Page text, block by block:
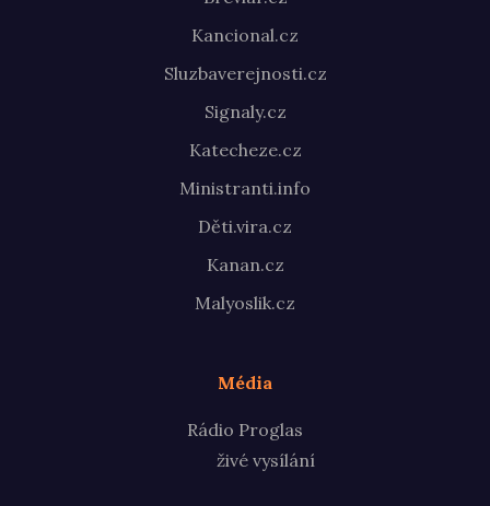
Kancional.cz
Sluzbaverejnosti.cz
Signaly.cz
Katecheze.cz
Ministranti.info
Děti.vira.cz
Kanan.cz
Malyoslik.cz
Média
Rádio Proglas
živé vysílání